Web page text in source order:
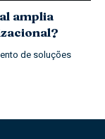
amplia
de soluções